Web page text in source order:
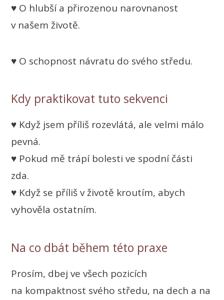
♥ O hlubší a přirozenou narovnanost
v našem životě.
♥ O schopnost návratu do svého středu.
Kdy praktikovat tuto sekvenci
♥ Když jsem příliš rozevlátá, ale velmi málo
pevná.
♥ Pokud mě trápí bolesti ve spodní části
zda.
♥ Když se příliš v životě kroutím, abych
vyhověla ostatním.
Na co dbát během této praxe
Prosím, dbej ve všech pozicích
na kompaktnost svého středu, na dech a na